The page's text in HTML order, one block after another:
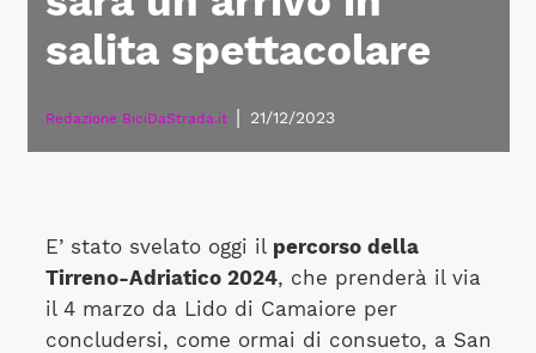
salita spettacolare
Redazione BiciDaStrada.it 21/12/2023
E’ stato svelato oggi il percorso della
Tirreno-Adriatico 2024, che prenderà il via
il 4 marzo da Lido di Camaiore per
concludersi, come ormai di consueto, a San